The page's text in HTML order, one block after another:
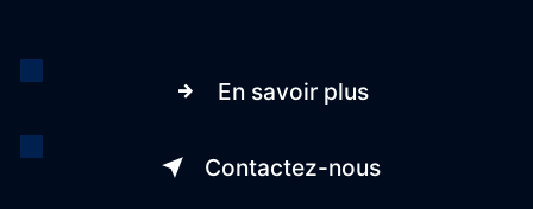
En savoir plus
Contactez-nous